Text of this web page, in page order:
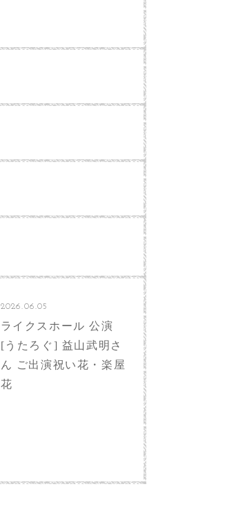
2026.06.05
ライクスホール 公演
[うたろぐ] 益山武明さ
ん ご出演祝い花・楽屋
花